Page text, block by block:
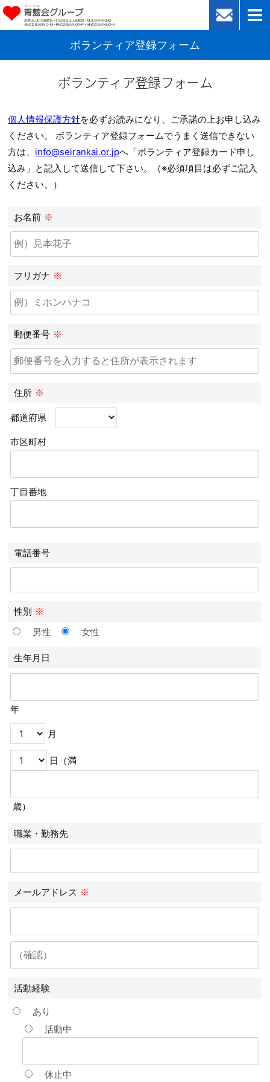
ボランティア登録フォーム
ボランティア登録フォーム
個人情報保護方針を必ずお読みになり、ご承諾の上お申し込み
ください。 ボランティア登録フォームでうまく送信できない
方は、 info@seirankai.or.jpへ「ボランティア登録カード申し
込み」と記入して送信して下さい。（※必須項目は必ずご記入
ください。）
お名前 ※
フリガナ ※
郵便番号 ※
住所 ※
都道府県
市区町村
丁目番地
電話番号
性別 ※
男性
女性
生年月日
年
月
日（満
歳）
職業・勤務先
メールアドレス ※
活動経験
あり
活動中
休止中